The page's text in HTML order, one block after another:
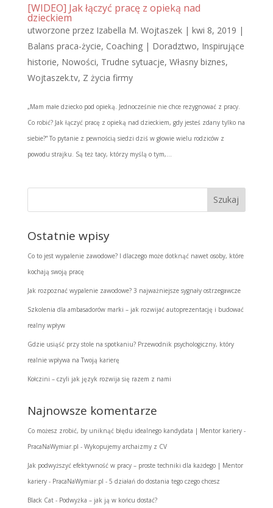
[WIDEO] Jak łączyć pracę z opieką nad
dzieckiem
utworzone przez Izabella M. Wojtaszek| kwi 8, 2019 |
Balans praca-życie, Coaching | Doradztwo, Inspirujące
historie, Nowości, Trudne sytuacje, Własny biznes,
Wojtaszek.tv, Z życia firmy
„Mam małe dziecko pod opieką. Jednocześnie nie chce rezygnować z pracy.
Co robić? Jak łączyć pracę z opieką nad dzieckiem, gdy jesteś zdany tylko na
siebie?” To pytanie z pewnością siedzi dziś w głowie wielu rodziców z
powodu strajku. Są też tacy, którzy myślą o tym,...
Ostatnie wpisy
Co to jest wypalenie zawodowe? I dlaczego może dotknąć nawet osoby, które
kochają swoją pracę
Jak rozpoznać wypalenie zawodowe? 3 najważniejsze sygnały ostrzegawcze
Szkolenia dla ambasadorów marki – jak rozwijać autoprezentację i budować
realny wpływ
Gdzie usiąść przy stole na spotkaniu? Przewodnik psychologiczny, który
realnie wpływa na Twoją karierę
Kołczini – czyli jak język rozwija się razem z nami
Najnowsze komentarze
Co możesz zrobić, by uniknąć błędu idealnego kandydata | Mentor kariery -
PracaNaWymiar.pl - Wykopujemy archaizmy z CV
Jak podwyższyć efektywność w pracy – proste techniki dla każdego | Mentor
kariery - PracaNaWymiar.pl - 5 działań do dostania tego czego chcesz
Black Cat- Podwyżka – jak ją w końcu dostać?